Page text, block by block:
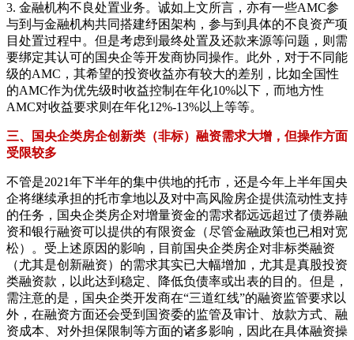
3. 金融机构不良处置业务。诚如上文所言，亦有一些AMC参
与到与金融机构共同搭建纾困架构，参与到具体的不良资产项
目处置过程中。但是考虑到最终处置及还款来源等问题，则需
要绑定其认可的国央企等开发商协同操作。此外，对于不同能
级的AMC，其希望的投资收益亦有较大的差别，比如全国性
的AMC作为优先级时收益控制在年化10%以下，而地方性
AMC对收益要求则在年化12%-13%以上等等。
三、国央企类房企创新类（非标）融资需求大增，但操作方面
受限较多
不管是2021年下半年的集中供地的托市，还是今年上半年国央
企将继续承担的托市拿地以及对中高风险房企提供流动性支持
的任务，国央企类房企对增量资金的需求都远远超过了债券融
资和银行融资可以提供的有限资金（尽管金融政策也已相对宽
松）。受上述原因的影响，目前国央企类房企对非标类融资
（尤其是创新融资）的需求其实已大幅增加，尤其是真股投资
类融资款，以此达到稳定、降低负债率或出表的目的。但是，
需注意的是，国央企类开发商在“三道红线”的融资监管要求以
外，在融资方面还会受到国资委的监管及审计、放款方式、融
资成本、对外担保限制等方面的诸多影响，因此在具体融资操